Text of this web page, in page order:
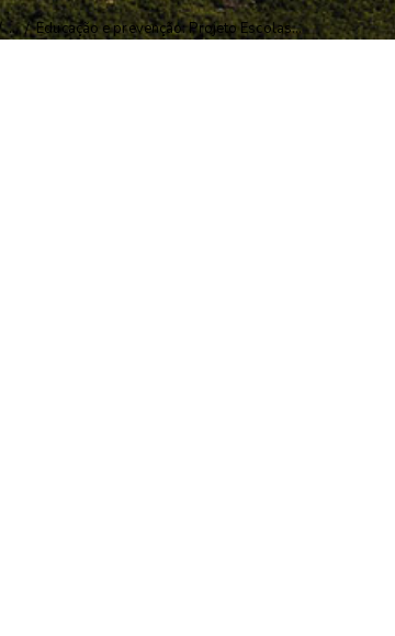
... Educação e prevenção: Projeto Escolas...